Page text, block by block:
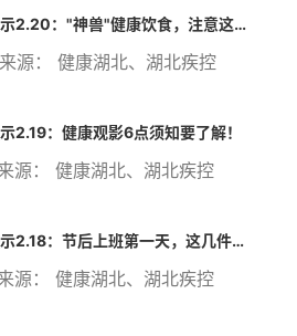
健康平安过大年·每日提示2.20："神兽"健康饮食，注意这四大原则！
源： 健康湖北、湖北疾控
2.19：健康观影6点须知要了解！
源： 健康湖北、湖北疾控
健康平安过大年·每日提示2.18：节后上班第一天，这几件事要谨记！
源： 健康湖北、湖北疾控